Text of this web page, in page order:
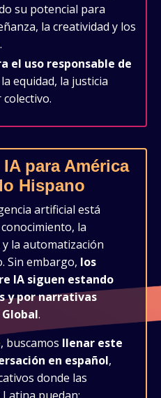
su potencial para
la creatividad y los
el uso responsable de
equidad, la justicia
para América
Hispano
artificial está
la
la automatización
Sin embargo, los
IA siguen estando
y por narrativas
.
buscamos llenar este
en español,
donde las